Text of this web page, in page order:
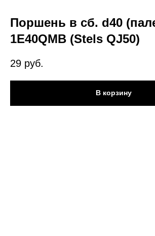
Поршень в сб. d40
1E40QMB (Stels QJ50)
29 руб.
В корзину